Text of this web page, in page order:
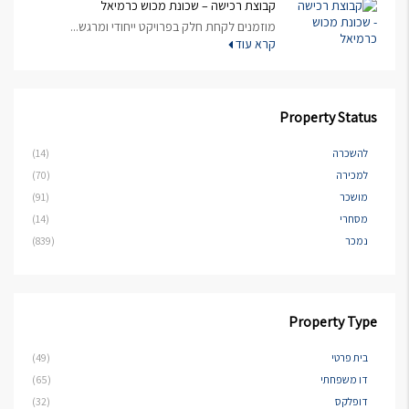
קבוצת רכישה – שכונת מכוש כרמיאל
מוזמנים לקחת חלק בפרויקט ייחודי ומרגש...
קרא עוד
Property Status
להשכרה
(14)
למכירה
(70)
מושכר
(91)
מסחרי
(14)
נמכר
(839)
Property Type
בית פרטי
(49)
דו משפחתי
(65)
דופלקס
(32)